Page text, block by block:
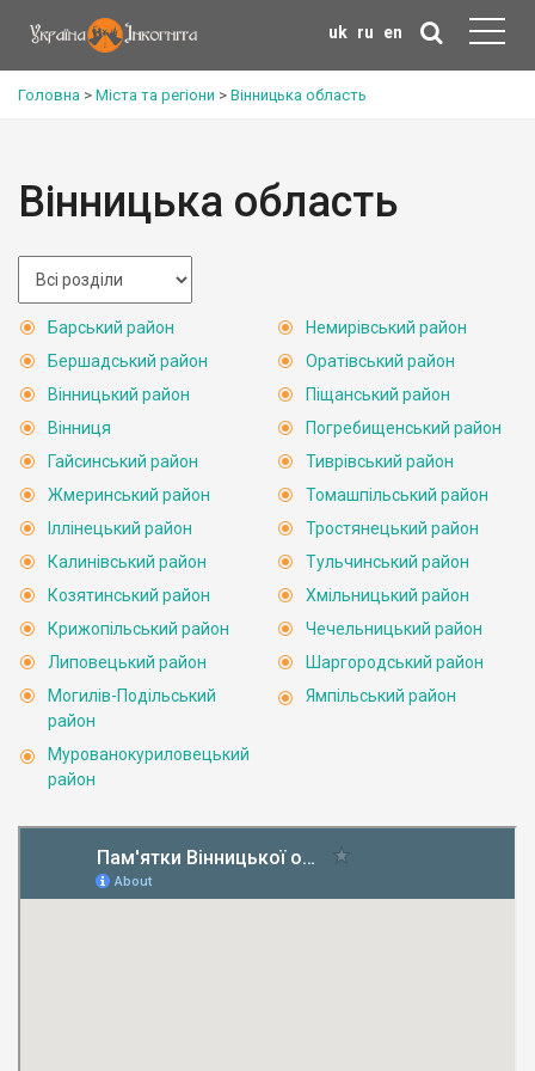
uk ru en
Головна > Міста та регіони > Вінницька область
Вінницька область
Барський район
Бершадський район
Вінницький район
Вінниця
Гайсинський район
Жмеринський район
Іллінецький район
Калинівський район
Козятинський район
Крижопільський район
Липовецький район
Могилів-Подільський
район
Мурованокуриловецький
район
Немирівський район
Оратівський район
Піщанський район
Погребищенський район
Тиврівський район
Томашпільський район
Тростянецький район
Тульчинський район
Хмільницький район
Чечельницький район
Шаргородський район
Ямпільський район